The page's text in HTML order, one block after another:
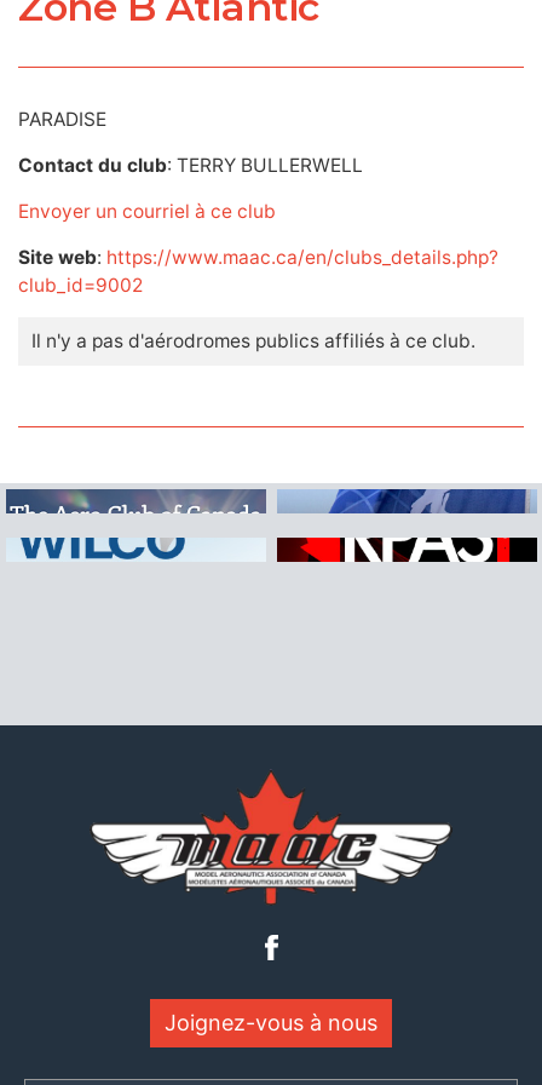
PARADISE
Contact du club: TERRY BULLERWELL
Envoyer un courriel à ce club
Site web: https://www.maac.ca/en/clubs_details.php?
club_id=9002
Il n'y a pas d'aérodromes publics affiliés à ce club.
Joignez-vous à nous